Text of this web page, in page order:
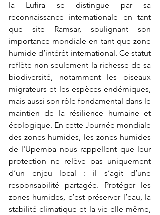
la Lufira se distingue par sa
reconnaissance internationale en tant
que site Ramsar, soulignant son
importance mondiale en tant que zone
humide d’intérêt international. Ce statut
reflète non seulement la richesse de sa
biodiversité, notamment les oiseaux
migrateurs et les espèces endémiques,
mais aussi son rôle fondamental dans le
maintien de la résilience humaine et
écologique. En cette Journée mondiale
des zones humides, les zones humides
de l'Upemba nous rappellent que leur
protection ne relève pas uniquement
d’un enjeu local : il s’agit d’une
responsabilité partagée. Protéger les
zones humides, c’est préserver l’eau, la
stabilité climatique et la vie elle-même,